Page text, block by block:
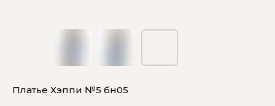
Платье Хэппи №5 бн05